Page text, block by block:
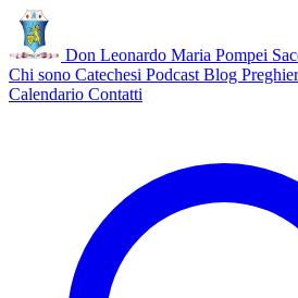
Don Leonardo Maria Pompei
Chi sono Catechesi Podcast Blog
Calendario Contatti